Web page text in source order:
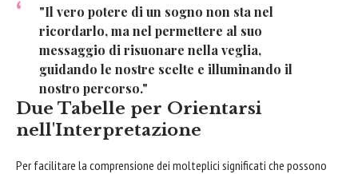
"Il vero potere di un sogno non sta nel
ricordarlo, ma nel permettere al suo
messaggio di risuonare nella veglia,
guidando le nostre scelte e illuminando il
nostro percorso."
Due Tabelle per Orientarsi
nell'Interpretazione
Per facilitare la comprensione dei molteplici significati che possono